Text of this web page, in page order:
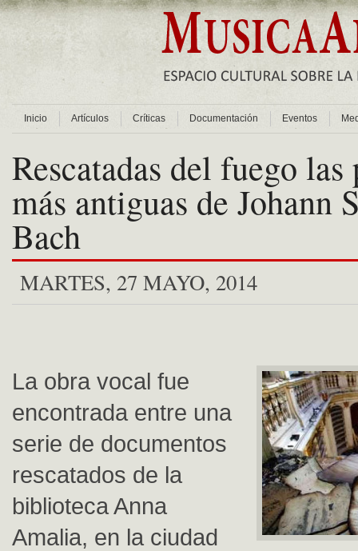
Inicio Artículos Críticas Documentación Eventos
Rescatadas del fuego
más antiguas de Johann
Bach
MARTES, 27 MAYO, 2014
La obra vocal fue
encontrada entre una
serie de documentos
rescatados de la
biblioteca Anna
Amalia, en la ciudad